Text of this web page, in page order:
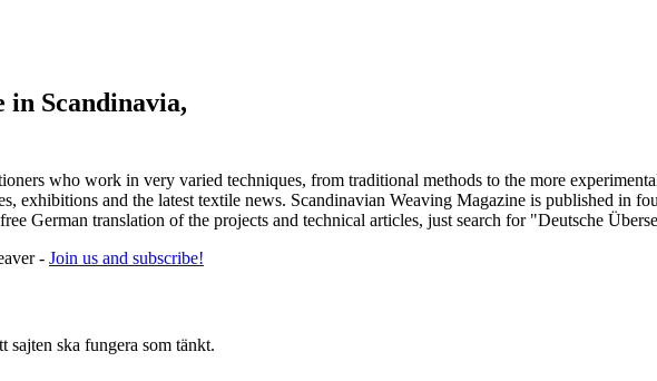
in Scandinavia,
who work in very varied techniques, from traditional methods to the more
exhibitions and the latest textile news. Scandinavian Weaving Magazine is published in
German translation of the projects and technical articles, just search for "Deutsche
- Join us and subscribe!
sajten ska fungera som tänkt.